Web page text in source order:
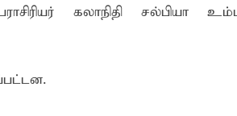
கலாநிதி சல்பியா